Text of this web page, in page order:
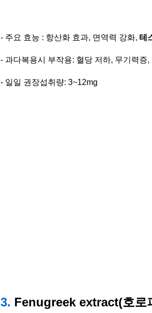
- 주요 효능 : 항산화 효과, 면역력 강화, 테
- 과다복용시 부작용: 혈당 저하, 무기력증,
- 일일 권장섭취량: 3~12mg
3. Fenugreek extract(호로